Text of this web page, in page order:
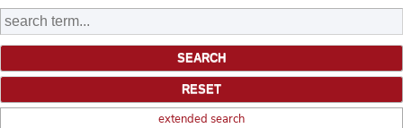
extended search